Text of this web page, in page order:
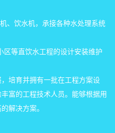
饮水机，承接各种水处理系统
等直饮水工程的设计安装维护
培育并拥有一批在工程方案设
富的工程技术人员。能够根据用
解决方案。